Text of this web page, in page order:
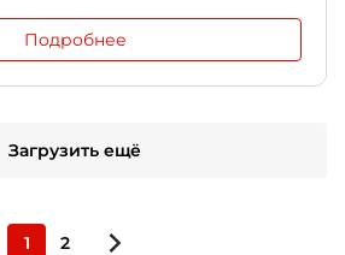
Подробнее
Загрузить ещё
1 2